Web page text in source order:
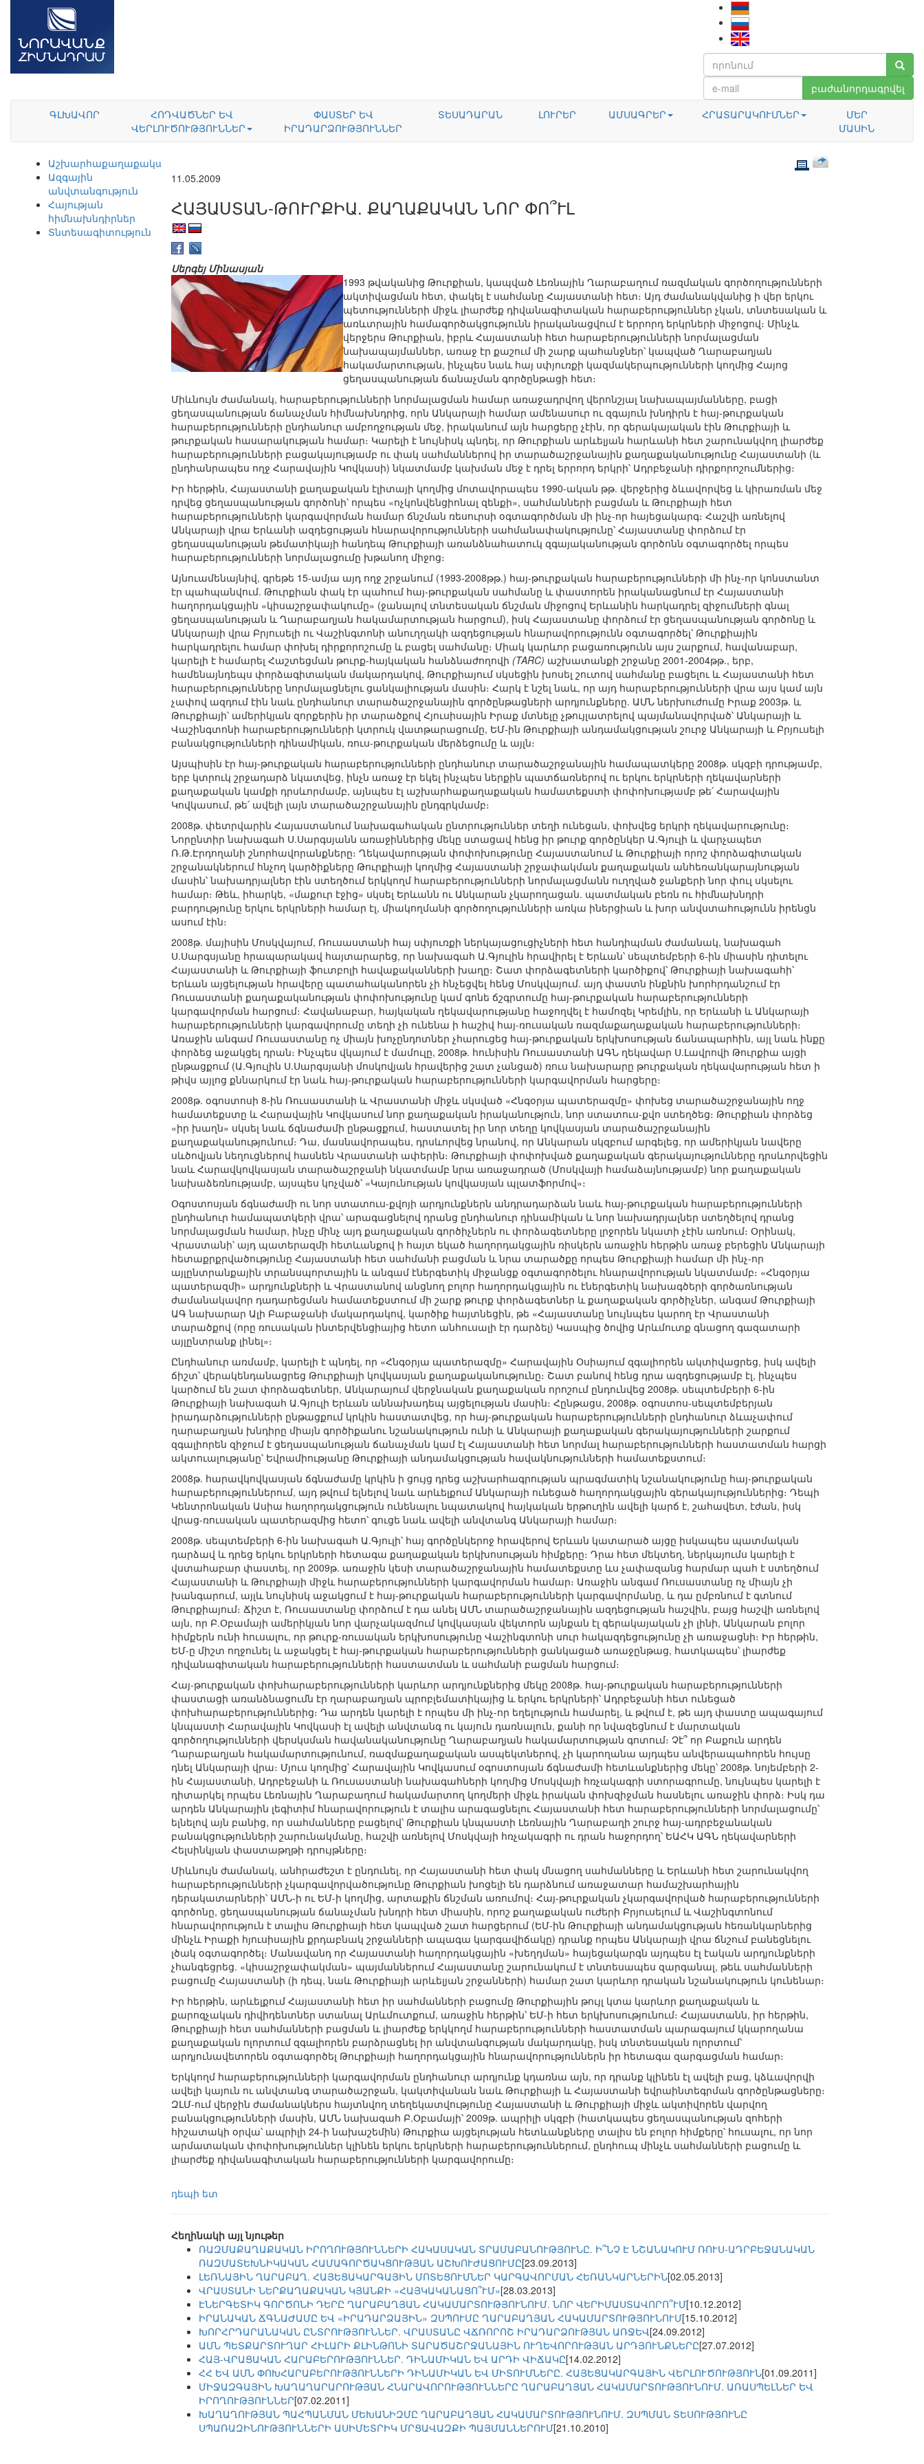
բաժանորդագրվել
ԳԼԽԱՎՈՐ
ՀՈԴՎԱԾՆԵՐ ԵՎ
ՎԵՐԼՈՒԾՈՒԹՅՈՒՆՆԵՐ
ՓԱՍՏԵՐ ԵՎ
ԻՐԱԴԱՐՁՈՒԹՅՈՒՆՆԵՐ
ՏԵՍԱԴԱՐԱՆ ԼՈՒՐԵՐ ԱՄՍԱԳՐԵՐ ՀՐԱՏԱՐԱԿՈՒՄՆԵՐ
ՄԵՐ
ՄԱՍԻՆ
Աշխարհաքաղաքականություն
Ազգային
անվտանգություն
Հայության
հիմնախնդիրներ
Տնտեսագիտություն
11.05.2009
ՀԱՅԱՍՏԱՆ-ԹՈՒՐՔԻԱ. ՔԱՂԱՔԱԿԱՆ ՆՈՐ ՓՈ՞ՒԼ
Սերգեյ Մինասյան
1993 թվականից Թուրքիան, կապված Լեռնային Ղարաբաղում ռազմական գործողությունների
ակտիվացման հետ, փակել է սահմանը Հայաստանի հետ։ Այդ ժամանակվանից ի վեր երկու
պետությունների միջև լիարժեք դիվանագիտական հարաբերություններ չկան, տնտեսական և
առևտրային համագործակցությունն իրականացվում է երրորդ երկրների միջոցով։ Մինչև
վերջերս Թուրքիան, իբրև Հայաստանի հետ հարաբերությունների նորմալացման
նախապայմաններ, առաջ էր քաշում մի շարք պահանջներ՝ կապված Ղարաբաղյան
հակամարտության, ինչպես նաև հայ սփյուռքի կազմակերպությունների կողմից Հայոց
ցեղասպանության ճանաչման գործընթացի հետ։
Միևնույն ժամանակ, հարաբերությունների նորմալացման համար առաջադրվող վերոնշյալ նախապայմանները, բացի
ցեղասպանության ճանաչման հիմնախնդրից, որն Անկարայի համար ամենասուր ու զգայուն խնդիրն է հայ-թուրքական
հարաբերությունների ընդհանուր ամբողջության մեջ, իրականում այն հարցերը չէին, որ գերակայական էին Թուրքիայի և
թուրքական հասարակության համար։ Կարելի է նույնիսկ պնդել, որ Թուրքիան արևելյան հարևանի հետ շարունակվող լիարժեք
հարաբերությունների բացակայությամբ ու փակ սահմաններով իր տարածաշրջանային քաղաքականությունը Հայաստանի (և
ընդհանրապես ողջ Հարավային Կովկասի) նկատմամբ կախման մեջ է դրել երրորդ երկրի՝ Ադրբեջանի դիրքորոշումներից։
Իր հերթին, Հայաստանի քաղաքական էլիտայի կողմից մոտավորապես 1990-ական թթ. վերջերից ձևավորվեց և կիրառման մեջ
դրվեց ցեղասպանության գործոնի՝ որպես «ոչկոնվենցիոնալ զենքի», սահմանների բացման և Թուրքիայի հետ
հարաբերությունների կարգավորման համար ճնշման ռեսուրսի օգտագործման մի ինչ-որ հայեցակարգ։ Հաշվի առնելով
Անկարայի վրա Երևանի ազդեցության հնարավորությունների սահմանափակությունը՝ Հայաստանը փորձում էր
ցեղասպանության թեմատիկայի հանդեպ Թուրքիայի առանձնահատուկ զգայականության գործոնն օգտագործել որպես
հարաբերությունների նորմալացումը խթանող միջոց։
Այնուամենայնիվ, գրեթե 15-ամյա այդ ողջ շրջանում (1993-2008թթ.) հայ-թուրքական հարաբերությունների մի ինչ-որ կոնստանտ
էր պահպանվում. Թուրքիան փակ էր պահում հայ-թուրքական սահմանը և փաստորեն իրականացնում էր Հայաստանի
հաղորդակցային «կիսաշրջափակումը» (ջանալով տնտեսական ճնշման միջոցով Երևանին հարկադրել զիջումների գնալ
ցեղասպանության և Ղարաբաղյան հակամարտության հարցում), իսկ Հայաստանը փորձում էր ցեղասպանության գործոնը և
Անկարայի վրա Բրյուսելի ու Վաշինգտոնի անուղղակի ազդեցության հնարավորությունն օգտագործել՝ Թուրքիային
հարկադրելու համար փոխել դիրքորոշումը և բացել սահմանը։ Միակ կարևոր բացառությունն այս շարքում, հավանաբար,
կարելի է համարել Հաշտեցման թուրք-հայկական հանձնաժողովի (TARC) աշխատանքի շրջանը 2001-2004թթ., երբ,
համենայնդեպս փորձագիտական մակարդակով, Թուրքիայում սկսեցին խոսել շուտով սահմանը բացելու և Հայաստանի հետ
հարաբերությունները նորմալացնելու ցանկալիության մասին։ Հարկ է նշել նաև, որ այդ հարաբերությունների վրա այս կամ այն
չափով ազդում էին նաև ընդհանուր տարածաշրջանային գործընթացների արդյունքները. ԱՄՆ ներխուժումը Իրաք 2003թ. և
Թուրքիայի՝ ամերիկյան զորքերին իր տարածքով Հյուսիսային Իրաք մտնելը չթույլատրելով պայմանավորված՝ Անկարայի և
Վաշինգտոնի հարաբերությունների կտրուկ վատթարացումը, ԵՄ-ին Թուրքիայի անդամակցության շուրջ Անկարայի և Բրյուսելի
բանակցությունների դինամիկան, ռուս-թուրքական մերձեցումը և այլն։
Այսպիսին էր հայ-թուրքական հարաբերությունների ընդհանուր տարածաշրջանային համապատկերը 2008թ. սկզբի դրությամբ,
երբ կտրուկ շրջադարձ նկատվեց, ինչն առաջ էր եկել ինչպես ներքին պատճառներով ու երկու երկրների ղեկավարների
քաղաքական կամքի դրսևորմամբ, այնպես էլ աշխարհաքաղաքական համատեքստի փոփոխությամբ թե՛ Հարավային
Կովկասում, թե՛ ավելի լայն տարածաշրջանային ընդգրկմամբ։
2008թ. փետրվարին Հայաստանում նախագահական ընտրություններ տեղի ունեցան, փոխվեց երկրի ղեկավարությունը։
Նորընտիր նախագահ Ս.Սարգսյանն առաջիններից մեկը ստացավ հենց իր թուրք գործընկեր Ա.Գյուլի և վարչապետ
Ռ.Թ.Էրդողանի շնորհավորանքները։ Ղեկավարության փոփոխությունը Հայաստանում և Թուրքիայի որոշ փորձագիտական
շրջանակներում հնչող կարծիքները Թուրքիայի կողմից Հայաստանի շրջափակման քաղաքական անհեռանկարայնության
մասին՝ նախադրյալներ էին ստեղծում երկկողմ հարաբերությունների նորմալացմանն ուղղված ջանքերի նոր փուլ սկսելու
համար։ Թեև, իհարկե, «մաքուր էջից» սկսել Երևանն ու Անկարան չկարողացան. պատմական բեռն ու հիմնախնդրի
բարդությունը երկու երկրների համար էլ, միակողմանի գործողությունների առկա իներցիան և խոր անվստահությունն իրենցն
ասում էին։
2008թ. մայիսին Մոսկվայում, Ռուսաստանի հայ սփյուռքի ներկայացուցիչների հետ հանդիպման ժամանակ, նախագահ
Ս.Սարգսյանը հրապարակավ հայտարարեց, որ նախագահ Ա.Գյուլին հրավիրել է Երևան՝ սեպտեմբերի 6-ին միասին դիտելու
Հայաստանի և Թուրքիայի ֆուտբոլի հավաքականների խաղը։ Շատ փորձագետների կարծիքով՝ Թուրքիայի նախագահի՝
Երևան այցելության հրավերը պատահականորեն չի հնչեցվել հենց Մոսկվայում. այդ փաստն ինքնին խորհրդանշում էր
Ռուսաստանի քաղաքականության փոփոխությունը կամ գոնե ճշգրտումը հայ-թուրքական հարաբերությունների
կարգավորման հարցում։ Հավանաբար, հայկական ղեկավարությանը հաջողվել է համոզել Կրեմլին, որ Երևանի և Անկարայի
հարաբերությունների կարգավորումը տեղի չի ունենա ի հաշիվ հայ-ռուսական ռազմաքաղաքական հարաբերությունների։
Առաջին անգամ Ռուսաստանը ոչ միայն խոչընդոտներ չհարուցեց հայ-թուրքական երկխոսության ճանապարհին, այլ նաև ինքը
փորձեց աջակցել դրան։ Ինչպես վկայում է մամուլը, 2008թ. հունիսին Ռուսաստանի ԱԳՆ ղեկավար Ս.Լավրովի Թուրքիա այցի
ընթացքում (Ա.Գյուլին Ս.Սարգսյանի մոսկովյան հրավերից շատ չանցած) ռուս նախարարը թուրքական ղեկավարության հետ ի
թիվս այլոց քննարկում էր նաև հայ-թուրքական հարաբերությունների կարգավորման հարցերը։
2008թ. օգոստոսի 8-ին Ռուսաստանի և Վրաստանի միջև սկսված «Հնգօրյա պատերազմը» փոխեց տարածաշրջանային ողջ
համատեքստը և Հարավային Կովկասում նոր քաղաքական իրականություն, նոր ստատուս-քվո ստեղծեց։ Թուրքիան փորձեց
«իր խաղն» սկսել նաև ճգնաժամի ընթացքում, հաստատել իր նոր տեղը կովկասյան տարածաշրջանային
քաղաքականությունում։ Դա, մասնավորապես, դրսևորվեց նրանով, որ Անկարան սկզբում արգելեց, որ ամերիկյան նավերը
սևծովյան նեղուցներով հասնեն Վրաստանի ափերին։ Թուրքիայի փոփոխված քաղաքական գերակայությունները դրսևորվեցին
նաև Հարավկովկասյան տարածաշրջանի նկատմամբ նրա առաջադրած (Մոսկվայի համաձայնությամբ) նոր քաղաքական
նախաձեռնությամբ, այսպես կոչված՝ «Կայունության կովկասյան պլատֆորմով»։
Օգոստոսյան ճգնաժամի ու նոր ստատուս-քվոյի արդյունքներն անդրադարձան նաև հայ-թուրքական հարաբերությունների
ընդհանուր համապատկերի վրա՝ արագացնելով դրանց ընդհանուր դինամիկան և նոր նախադրյալներ ստեղծելով դրանց
նորմալացման համար, ինչը մինչ այդ քաղաքական գործիչներն ու փորձագետները լրջորեն նկատի չէին առնում։ Օրինակ,
Վրաստանի՝ այդ պատերազմի հետևանքով ի հայտ եկած հաղորդակցային ռիսկերն առաջին հերթին առաջ բերեցին Անկարայի
հետաքրքրվածությունը Հայաստանի հետ սահմանի բացման և նրա տարածքը որպես Թուրքիայի համար մի ինչ-որ
այլընտրանքային տրանսպորտային և անգամ էներգետիկ միջանցք օգտագործելու հնարավորության նկատմամբ։ «Հնգօրյա
պատերազմի» արդյունքների և Վրաստանով անցնող բոլոր հաղորդակցային ու էներգետիկ նախագծերի գործառնության
ժամանակավոր դադարեցման համատեքստում մի շարք թուրք փորձագետներ և քաղաքական գործիչներ, անգամ Թուրքիայի
ԱԳ նախարար Ալի Բաբաջանի մակարդակով, կարծիք հայտնեցին, թե «Հայաստանը նույնպես կարող էր Վրաստանի
տարածքով (որը ռուսական ինտերվենցիայից հետո անհուսալի էր դարձել) Կասպից ծովից Արևմուտք գնացող գազատարի
այլընտրանք լինել»։
Ընդհանուր առմամբ, կարելի է պնդել, որ «Հնգօրյա պատերազմը» Հարավային Օսիայում զգալիորեն ակտիվացրեց, իսկ ավելի
ճիշտ՝ վերակենդանացրեց Թուրքիայի կովկասյան քաղաքականությունը։ Շատ բանով հենց դրա ազդեցությամբ էլ, ինչպես
կարծում են շատ փորձագետներ, Անկարայում վերջնական քաղաքական որոշում ընդունվեց 2008թ. սեպտեմբերի 6-ին
Թուրքիայի նախագահ Ա.Գյուլի Երևան աննախադեպ այցելության մասին։ Հընթացս, 2008թ. օգոստոս-սեպտեմբերյան
իրադարձությունների ընթացքում կրկին հաստատվեց, որ հայ-թուրքական հարաբերությունների ընդհանուր ձևաչափում
ղարաբաղյան խնդիրը միայն գործիքանու նշանակություն ունի և Անկարայի քաղաքական գերակայությունների շարքում
զգալիորեն զիջում է ցեղասպանության ճանաչման կամ էլ Հայաստանի հետ նորմալ հարաբերությունների հաստատման հարցի
ակտուալությանը՝ Եվրամիությանը Թուրքիայի անդամակցության հավակնությունների համատեքստում։
2008թ. հարավկովկասյան ճգնաժամը կրկին ի ցույց դրեց աշխարհագրության պրագմատիկ նշանակությունը հայ-թուրքական
հարաբերություններում, այդ թվում ելնելով նաև արևելքում Անկարայի ունեցած հաղորդակցային գերակայություններից։ Դեպի
Կենտրոնական Ասիա հաղորդակցություն ունենալու նպատակով հայկական երթուղին ավելի կարճ է, շահավետ, էժան, իսկ
վրաց-ռուսական պատերազմից հետո՝ գուցե նաև ավելի անվտանգ Անկարայի համար։
2008թ. սեպտեմբերի 6-ին նախագահ Ա.Գյուլի՝ հայ գործընկերոջ հրավերով Երևան կատարած այցը իսկապես պատմական
դարձավ և դրեց երկու երկրների հետագա քաղաքական երկխոսության հիմքերը։ Դրա հետ մեկտեղ, ներկայումս կարելի է
վստահաբար փաստել, որ 2009թ. առաջին կեսի տարածաշրջանային համատեքստը ևս չափազանց հարմար պահ է ստեղծում
Հայաստանի և Թուրքիայի միջև հարաբերությունների կարգավորման համար։ Առաջին անգամ Ռուսաստանը ոչ միայն չի
խանգարում, այլև նույնիսկ աջակցում է հայ-թուրքական հարաբերությունների կարգավորմանը, և դա ըմբռնում է գտնում
Թուրքիայում։ Ճիշտ է, Ռուսաստանը փորձում է դա անել ԱՄՆ տարածաշրջանային ազդեցության հաշվին, բայց հաշվի առնելով
այն, որ Բ.Օբամայի ամերիկյան նոր վարչակազմում կովկասյան վեկտորն այնքան էլ գերակայական չի լինի, Անկարան բոլոր
հիմքերն ունի հուսալու, որ թուրք-ռուսական երկխոսությունը Վաշինգտոնի սուր հակազդեցությունը չի առաջացնի։ Իր հերթին,
ԵՄ-ը միշտ ողջունել և աջակցել է հայ-թուրքական հարաբերությունների ցանկացած առաջընթաց, հատկապես՝ լիարժեք
դիվանագիտական հարաբերությունների հաստատման և սահմանի բացման հարցում։
Հայ-թուրքական փոխհարաբերությունների կարևոր արդյունքներից մեկը 2008թ. հայ-թուրքական հարաբերությունների
փաստացի առանձնացումն էր ղարաբաղյան պրոբլեմատիկայից և երկու երկրների՝ Ադրբեջանի հետ ունեցած
փոխհարաբերություններից։ Դա արդեն կարելի է որպես մի ինչ-որ եղելություն համարել, և թվում է, թե այդ փաստը ապագայում
կնպաստի Հարավային Կովկասի էլ ավելի անվտանգ ու կայուն դառնալուն, քանի որ նվազեցնում է մարտական
գործողությունների վերսկսման հավանականությունը Ղարաբաղյան հակամարտության գոտում։ Չէ՞ որ Բաքուն արդեն
Ղարաբաղյան հակամարտությունում, ռազմաքաղաքական ասպեկտներով, չի կարողանա այդպես անվերապահորեն հույսը
դնել Անկարայի վրա։ Մյուս կողմից՝ Հարավային Կովկասում օգոստոսյան ճգնաժամի հետևանքներից մեկը՝ 2008թ. նոյեմբերի 2-
ին Հայաստանի, Ադրբեջանի և Ռուսաստանի նախագահների կողմից Մոսկվայի հռչակագրի ստորագրումը, նույնպես կարելի է
դիտարկել որպես Լեռնային Ղարաբաղում հակամարտող կողմերի միջև իրական փոխզիջման հասնելու առաջին փորձ։ Իսկ դա
արդեն Անկարային լեգիտիմ հնարավորություն է տալիս արագացնելու Հայաստանի հետ հարաբերությունների նորմալացումը՝
ելնելով այն բանից, որ սահմանները բացելով՝ Թուրքիան կնպաստի Լեռնային Ղարաբաղի շուրջ հայ-ադրբեջանական
բանակցությունների շարունակմանը, հաշվի առնելով Մոսկվայի հռչակագրի ու դրան հաջորդող՝ ԵԱՀԿ ԱԳՆ ղեկավարների
Հելսինկյան փաստաթղթի դրույթները։
Միևնույն ժամանակ, անհրաժեշտ է ընդունել, որ Հայաստանի հետ փակ մնացող սահմանները և Երևանի հետ շարունակվող
հարաբերությունների չկարգավորվածությունը Թուրքիան խոցելի են դարձնում առաջատար համաշխարհային
դերակատարների՝ ԱՄՆ-ի ու ԵՄ-ի կողմից, արտաքին ճնշման առումով։ Հայ-թուրքական չկարգավորված հարաբերությունների
գործոնը, ցեղասպանության ճանաչման խնդրի հետ միասին, որոշ քաղաքական ուժերի Բրյուսելում և Վաշինգտոնում
հնարավորություն է տալիս Թուրքիայի հետ կապված շատ հարցերում (ԵՄ-ին Թուրքիայի անդամակցության հեռանկարներից
մինչև Իրաքի հյուսիսային քրդաբնակ շրջանների ապագա կարգավիճակը) դրանք որպես Անկարայի վրա ճնշում բանեցնելու
լծակ օգտագործել։ Մանավանդ որ Հայաստանի հաղորդակցային «խեղդման» հայեցակարգն այդպես էլ էական արդյունքների
չհանգեցրեց. «կիսաշրջափակման» պայմաններում Հայաստանը շարունակում է տնտեսապես զարգանալ, թեև սահմանների
բացումը Հայաստանի (ի դեպ, նաև Թուրքիայի արևելյան շրջանների) համար շատ կարևոր դրական նշանակություն կունենար։
Իր հերթին, արևելքում Հայաստանի հետ իր սահմանների բացումը Թուրքիային թույլ կտա կարևոր քաղաքական և
քարոզչական դիվիդենտներ ստանալ Արևմուտքում, առաջին հերթին՝ ԵՄ-ի հետ երկխոսությունում։ Հայաստանն, իր հերթին,
Թուրքիայի հետ սահմանների բացման և լիարժեք երկկողմ հարաբերությունների հաստատման պարագայում կկարողանա
քաղաքական ոլորտում զգալիորեն բարձրացնել իր անվտանգության մակարդակը, իսկ տնտեսական ոլորտում՝
արդյունավետորեն օգտագործել Թուրքիայի հաղորդակցային հնարավորություններն իր հետագա զարգացման համար։
Երկկողմ հարաբերությունների կարգավորման ընդհանուր արդյունք կդառնա այն, որ դրանք կլինեն էլ ավելի բաց, կձևավորվի
ավելի կայուն ու անվտանգ տարածաշրջան, կակտիվանան նաև Թուրքիայի և Հայաստանի եվրաինտեգրման գործընթացները։
ԶԼՄ-ում վերջին ժամանակներս հայտնվող տեղեկատվությունը Հայաստանի և Թուրքիայի միջև ակտիվորեն վարվող
բանակցությունների մասին, ԱՄՆ նախագահ Բ.Օբամայի՝ 2009թ. ապրիլի սկզբի (հատկապես ցեղասպանության զոհերի
հիշատակի օրվա՝ ապրիլի 24-ի նախաշեմին) Թուրքիա այցելության հետևանքները տալիս են բոլոր հիմքերը՝ հուսալու, որ նոր
արմատական փոփոխություններ կլինեն երկու երկրների հարաբերություններում, ընդհուպ մինչև սահմանների բացումը և
լիարժեք դիվանագիտական հարաբերությունների կարգավորումը։
դեպի ետ
Հեղինակի այլ նյութեր
ՌԱԶՄԱՔԱՂԱՔԱԿԱՆ ԻՐՈՂՈՒԹՅՈՒՆՆԵՐԻ ՀԱԿԱՍԱԿԱՆ ՏՐԱՄԱԲԱՆՈՒԹՅՈՒՆԸ. Ի՞ՆՉ Է ՆՇԱՆԱԿՈՒՄ ՌՈՒՍ-ԱԴՐԲԵՋԱՆԱԿԱՆ
ՌԱԶՄԱՏԵԽՆԻԿԱԿԱՆ ՀԱՄԱԳՈՐԾԱԿՑՈՒԹՅԱՆ ԱՇԽՈՒԺԱՑՈՒՄԸ[23.09.2013]
ԼԵՌՆԱՅԻՆ ՂԱՐԱԲԱՂ. ՀԱՅԵՑԱԿԱՐԳԱՅԻՆ ՄՈՏԵՑՈՒՄՆԵՐ ԿԱՐԳԱՎՈՐՄԱՆ ՀԵՌԱՆԿԱՐՆԵՐԻՆ[02.05.2013]
ՎՐԱՍՏԱՆԻ ՆԵՐՔԱՂԱՔԱԿԱՆ ԿՅԱՆՔԻ «ՀԱՅԿԱԿԱՆԱՑՈ՞ՒՄ»[28.03.2013]
ԷՆԵՐԳԵՏԻԿ ԳՈՐԾՈՆԻ ԴԵՐԸ ՂԱՐԱԲԱՂՅԱՆ ՀԱԿԱՄԱՐՏՈՒԹՅՈՒՆՈՒՄ. ՆՈՐ ՎԵՐԻՄԱՍՏԱՎՈՐՈ՞ՒՄ[10.12.2012]
ԻՐԱՆԱԿԱՆ ՃԳՆԱԺԱՄԸ ԵՎ «ԻՐԱԴԱՐՁԱՅԻՆ» ԶՍՊՈՒՄԸ ՂԱՐԱԲԱՂՅԱՆ ՀԱԿԱՄԱՐՏՈՒԹՅՈՒՆՈՒՄ[15.10.2012]
ԽՈՐՀՐԴԱՐԱՆԱԿԱՆ ԸՆՏՐՈՒԹՅՈՒՆՆԵՐ. ՎՐԱՍՏԱՆԸ ՎՃՌՈՐՈՇ ԻՐԱԴԱՐՁՈՒԹՅԱՆ ԱՌՋԵՎ[24.09.2012]
ԱՄՆ ՊԵՏՔԱՐՏՈՒՂԱՐ ՀԻԼԱՐԻ ՔԼԻՆԹՈՆԻ ՏԱՐԱԾԱՇՐՋԱՆԱՅԻՆ ՈՒՂԵՎՈՐՈՒԹՅԱՆ ԱՐԴՅՈՒՆՔՆԵՐԸ[27.07.2012]
ՀԱՅ-ՎՐԱՑԱԿԱՆ ՀԱՐԱԲԵՐՈՒԹՅՈՒՆՆԵՐ. ԴԻՆԱՄԻԿԱՆ ԵՎ ԱՐԴԻ ՎԻՃԱԿԸ[14.02.2012]
ՀՀ ԵՎ ԱՄՆ ՓՈԽՀԱՐԱԲԵՐՈՒԹՅՈՒՆՆԵՐԻ ԴԻՆԱՄԻԿԱՆ ԵՎ ՄԻՏՈՒՄՆԵՐԸ. ՀԱՅԵՑԱԿԱՐԳԱՅԻՆ ՎԵՐԼՈՒԾՈՒԹՅՈՒՆ[01.09.2011]
ՄԻՋԱԶԳԱՅԻՆ ԽԱՂԱՂԱՐԱՐՈՒԹՅԱՆ ՀՆԱՐԱՎՈՐՈՒԹՅՈՒՆՆԵՐԸ ՂԱՐԱԲԱՂՅԱՆ ՀԱԿԱՄԱՐՏՈՒԹՅՈՒՆՈՒՄ. ԱՌԱՍՊԵԼՆԵՐ ԵՎ
ԻՐՈՂՈՒԹՅՈՒՆՆԵՐ[07.02.2011]
ԽԱՂԱՂՈՒԹՅԱՆ ՊԱՀՊԱՆՄԱՆ ՄԵԽԱՆԻԶՄԸ ՂԱՐԱԲԱՂՅԱՆ ՀԱԿԱՄԱՐՏՈՒԹՅՈՒՆՈՒՄ. ԶՍՊՄԱՆ ՏԵՍՈՒԹՅՈՒՆԸ
ՍՊԱՌԱԶԻՆՈՒԹՅՈՒՆՆԵՐԻ ԱՍԻՄԵՏՐԻԿ ՄՐՑԱՎԱԶՔԻ ՊԱՅՄԱՆՆԵՐՈՒՄ[21.10.2010]